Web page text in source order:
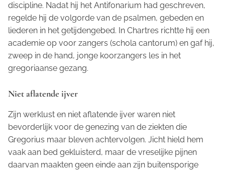
discipline. Nadat hij het Antifonarium had geschreven,
regelde hij de volgorde van de psalmen, gebeden en
liederen in het getijdengebed. In Chartres richtte hij een
academie op voor zangers (schola cantorum) en gaf hij,
zweep in de hand, jonge koorzangers les in het
gregoriaanse gezang.
Niet aflatende ijver
Zijn werklust en niet aflatende ijver waren niet
bevorderlijk voor de genezing van de ziekten die
Gregorius maar bleven achtervolgen. Jicht hield hem
vaak aan bed gekluisterd, maar de vreselijke pijnen
daarvan maakten geen einde aan zijn buitensporige